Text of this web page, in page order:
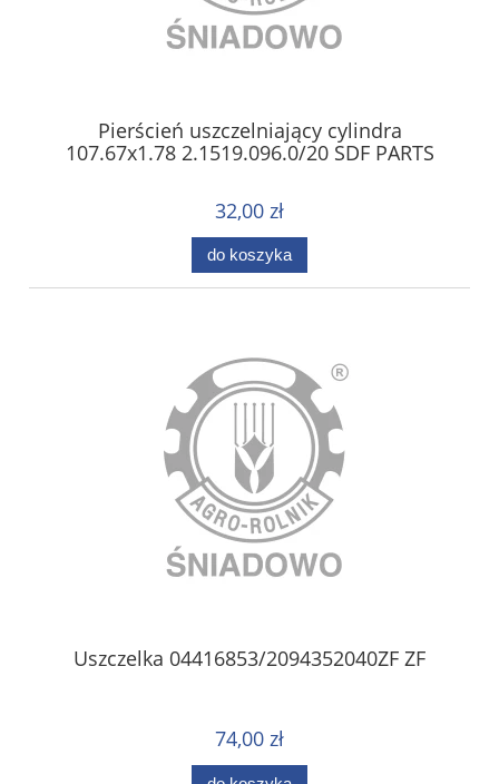
Pierścień uszczelniający cylindra
107.67x1.78 2.1519.096.0/20 SDF PARTS
32,00 zł
do koszyka
Uszczelka 04416853/2094352040ZF ZF
74,00 zł